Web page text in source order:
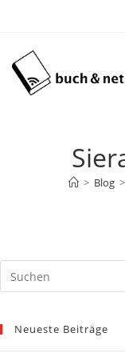
> Blog >
Neueste Beiträge